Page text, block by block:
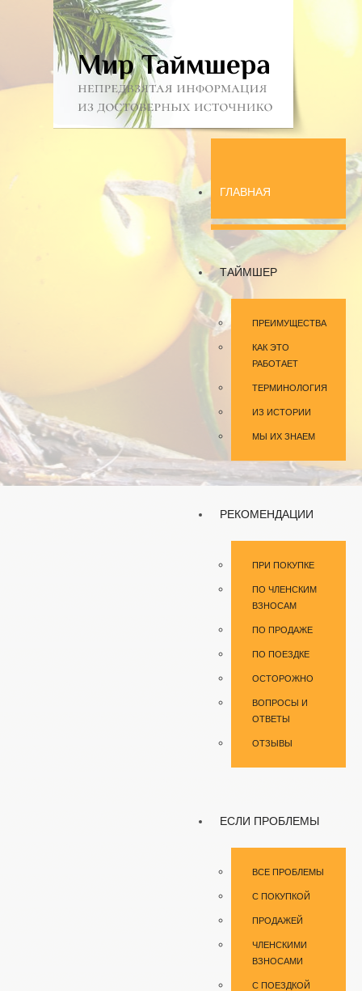
ГЛАВНАЯ
ТАЙМШЕР
ПРЕИМУЩЕСТВА
КАК ЭТО
РАБОТАЕТ
ТЕРМИНОЛОГИЯ
ИЗ ИСТОРИИ
МЫ ИХ ЗНАЕМ
РЕКОМЕНДАЦИИ
ПРИ ПОКУПКЕ
ПО ЧЛЕНСКИМ
ВЗНОСАМ
ПО ПРОДАЖЕ
ПО ПОЕЗДКЕ
ОСТОРОЖНО
ВОПРОСЫ И
ОТВЕТЫ
ОТЗЫВЫ
ЕСЛИ ПРОБЛЕМЫ
ВСЕ ПРОБЛЕМЫ
С ПОКУПКОЙ
ПРОДАЖЕЙ
ЧЛЕНСКИМИ
ВЗНОСАМИ
С ПОЕЗДКОЙ